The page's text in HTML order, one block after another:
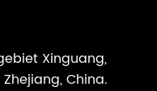
Xinguang,
Zhejiang, China.